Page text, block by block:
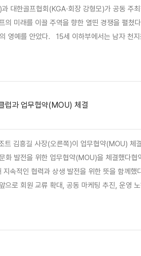
열띤 경쟁을 펼쳤다. 최종 3라운드 결과 18세 이하부에서는 남
여자 강예서(학산여자중2)가
럽과 업무협약(MOU) 체결
사장(오른쪽)이 업무협약(MOU) 체결 후 기념촬
발전을 위한 업무협약(MOU)을 체결했다협
속적인 협력과 상생 발전을 위한 뜻을 함께
로 회원 교류 확대, 공동 마케팅 추진, 운영